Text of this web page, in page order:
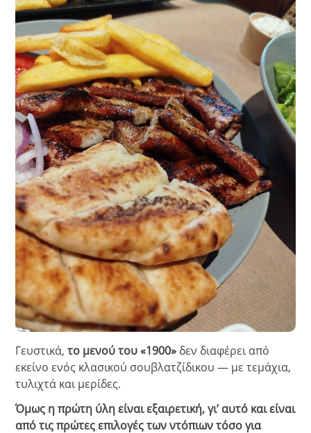
Γευστικά,το μενού του «1900» δεν διαφέρει από
εκείνο ενός κλασικού σουβλατζίδικου — με τεμάχια,
τυλιχτά και μερίδες.
Όμως η πρώτη ύλη είναι εξαιρετική, γι’ αυτό και είναι
από τις πρώτες επιλογές των ντόπιων τόσο για